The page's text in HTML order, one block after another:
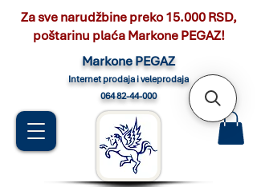
Markone PEGAZ
Internet prodaja i veleprodaja
064 82-44-000
Za sve narudžbine preko 15.000 RSD,
poštarinu plaća Markone PEGAZ!